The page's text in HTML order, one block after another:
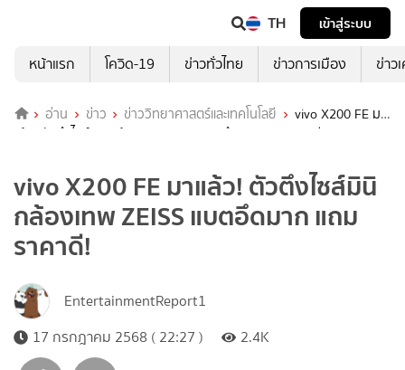
TH
เข้าสู่ระบบ
หน้าแรก
โควิด-19 ข่าวทั่วไทย ข่าวการเมือง ข่าว
อ่าน ข่าว ข่าววิทยาศาสตร์และเทคโนโลยี
vivo X200 FE มา
แล้ว! ตัวตึงไซส์มินิ กล้องเทพ ZEISS แบตอึดมาก แถมราคาดี!
vivo X200 FE มาแล้ว! ตัวตึงไซส์มินิ
กล้องเทพ ZEISS แบตอึดมาก แถม
ราคาดี!
EntertainmentReport1
17 กรกฎาคม 2568 ( 22:27 )
2.4K